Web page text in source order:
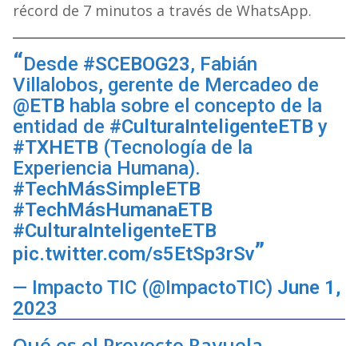
récord de 7 minutos a través de WhatsApp.
Desde #SCEBOG23, Fabián
Villalobos, gerente de Mercadeo de
@ETB habla sobre el concepto de la
entidad de #CulturaInteligenteETB y
#TXHETB (Tecnología de la
Experiencia Humana).
#TechMásSimpleETB
#TechMásHumanaETB
#CulturaInteligenteETB
pic.twitter.com/s5EtSp3rSv
— Impacto TIC (@ImpactoTIC) June 1,
2023